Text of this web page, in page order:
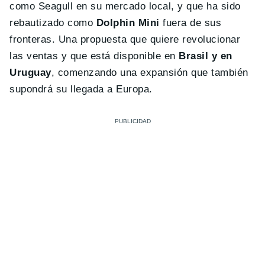
como Seagull en su mercado local, y que ha sido
rebautizado como Dolphin Mini fuera de sus
fronteras. Una propuesta que quiere revolucionar
las ventas y que está disponible en Brasil y en
Uruguay, comenzando una expansión que también
supondrá su llegada a Europa.